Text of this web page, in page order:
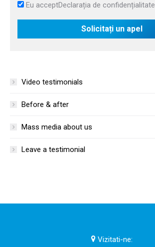
Eu acceptDeclarația de confidențialitate
Video testimonials
Before & after
Mass media about us
Leave a testimonial
Vizitati-ne: